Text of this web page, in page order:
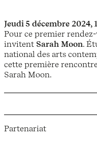
Jeudi 5 décembre 2024,
Pour ce premier
invitent Sarah Moon.
national des arts
cette première
Sarah Moon.
Partenariat